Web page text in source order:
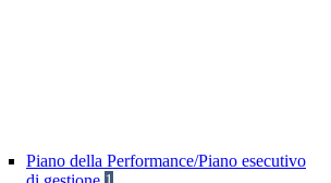
Piano della Performance/Piano esecutivo